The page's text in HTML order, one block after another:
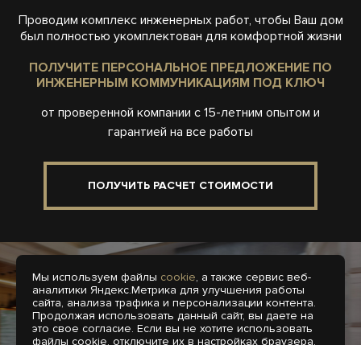
Проводим комплекс инженерных работ, чтобы Ваш дом
был полностью укомплектован для комфортной жизни
ПОЛУЧИТЕ ПЕРСОНАЛЬНОЕ ПРЕДЛОЖЕНИЕ ПО
ИНЖЕНЕРНЫМ КОММУНИКАЦИЯМ ПОД КЛЮЧ
от проверенной компании с 15-летним опытом и
гарантией на все работы
ПОЛУЧИТЬ РАСЧЕТ СТОИМОСТИ
Отопление Водоснабжение
Электропроводка Системы канализации
Мы используем файлы cookie, а также сервис веб-
аналитики Яндекс.Метрика для улучшения работы
сайта, анализа трафика и персонализации контента.
Продолжая использовать данный сайт, вы даете на
это свое согласие. Если вы не хотите использовать
файлы cookie, отключите их в настройках браузера.